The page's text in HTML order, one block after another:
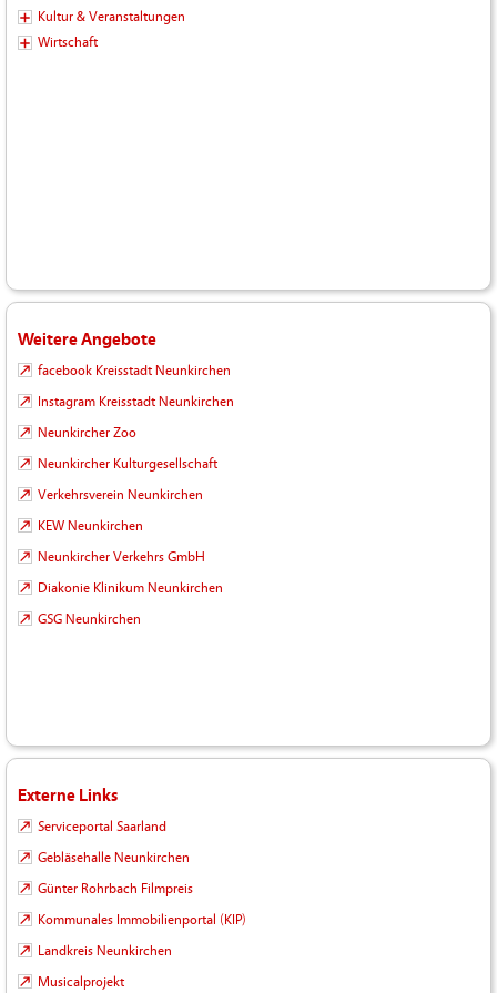
Kultur & Veranstaltungen
Wirtschaft
Weitere Angebote
facebook Kreisstadt Neunkirchen
Instagram Kreisstadt Neunkirchen
Neunkircher Zoo
Neunkircher Kulturgesellschaft
Verkehrsverein Neunkirchen
KEW Neunkirchen
Neunkircher Verkehrs GmbH
Diakonie Klinikum Neunkirchen
GSG Neunkirchen
Externe Links
Serviceportal Saarland
Gebläsehalle Neunkirchen
Günter Rohrbach Filmpreis
Kommunales Immobilienportal (KIP)
Landkreis Neunkirchen
Musicalprojekt